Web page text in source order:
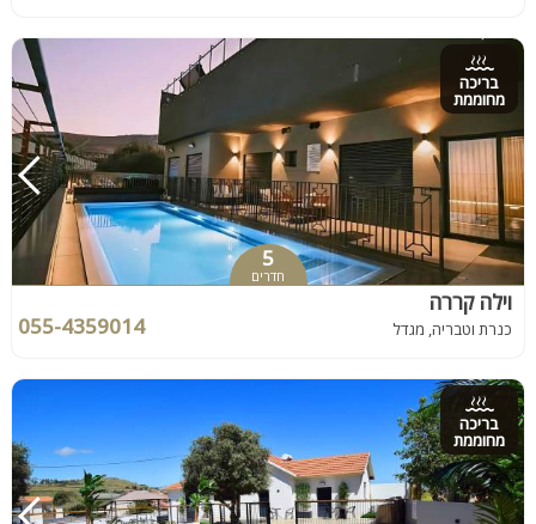
בריכה
מחוממת
5
חדרים
וילה קררה
כנרת וטבריה, מגדל 055-4359014
בריכה
מחוממת